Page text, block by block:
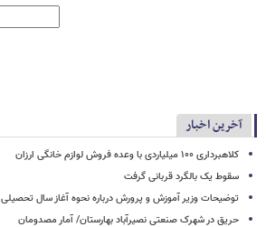
آخرین اخبار
کلاهبرداری ۱۰۰ میلیاردی با وعده فروش لوازم خانگی ارزان
سقوط یک بالگرد قربانی گرفت
توضیحات وزیر آموزش و پرورش درباره نحوه آغاز سال تحصیلی
حریق در شهرک صنعتی نصیرآباد بهارستان/ آمار مصدومان